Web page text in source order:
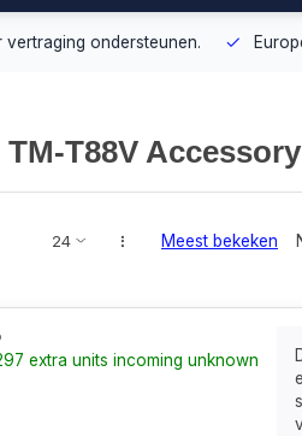
ondersteunen.
T88V Accessory
Meest bekeken
extra units incoming unknown